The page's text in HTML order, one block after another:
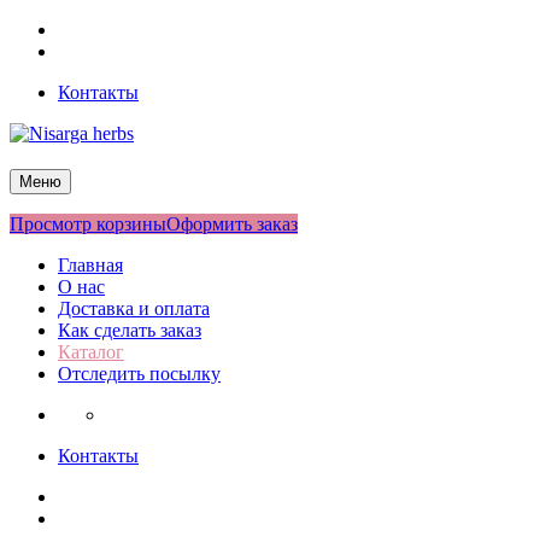
Перейти
Контакты
Nisarga herbs
Меню
Просмотр корзиныОформить заказ
Главная
О нас
Доставка и оплата
Как сделать заказ
Каталог
Отследить посылку
Контакты